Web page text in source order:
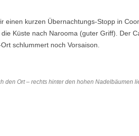
einen kurzen Übernachtungs-Stopp in
Küste nach Narooma (guter Griff). Der
schlummert noch Vorsaison.
den Ort – rechts hinter den hohen Nadelbäumen